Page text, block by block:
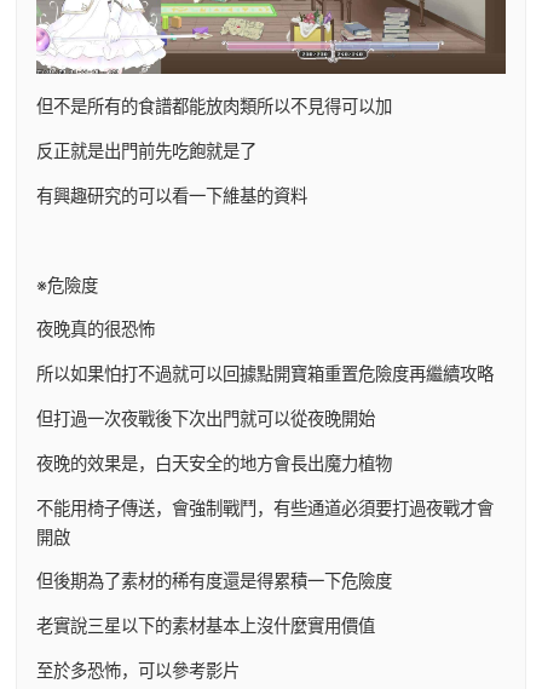
但不是所有的食譜都能放肉類所以不見得可以加
反正就是出門前先吃飽就是了
有興趣研究的可以看一下維基的資料
※危險度
夜晚真的很恐怖
所以如果怕打不過就可以回據點開寶箱重置危險度再繼續攻略
但打過一次夜戰後下次出門就可以從夜晚開始
夜晚的效果是，白天安全的地方會長出魔力植物
不能用椅子傳送，會強制戰鬥，有些通道必須要打過夜戰才會
開啟
但後期為了素材的稀有度還是得累積一下危險度
老實說三星以下的素材基本上沒什麼實用價值
至於多恐怖，可以參考影片